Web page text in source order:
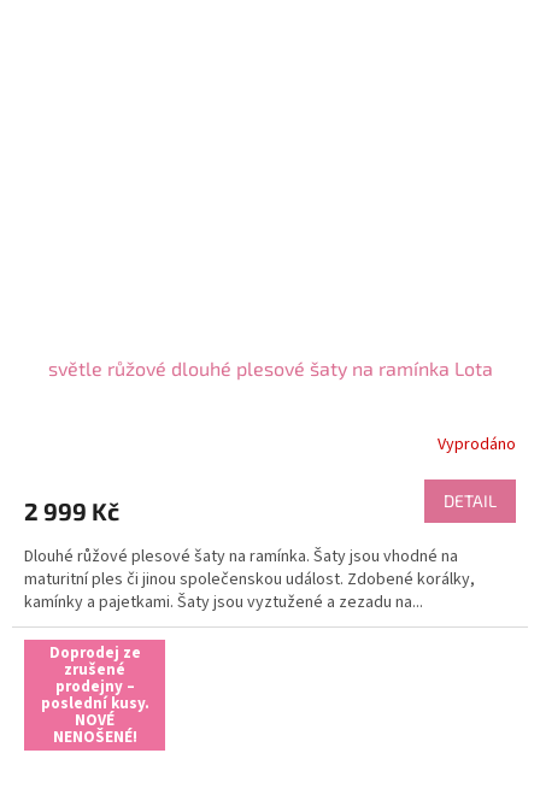
světle růžové dlouhé plesové šaty na ramínka Lota
Vyprodáno
2 999 Kč DETAIL
Dlouhé růžové plesové šaty na ramínka. Šaty jsou vhodné na
maturitní ples či jinou společenskou událost. Zdobené korálky,
kamínky a pajetkami. Šaty jsou vyztužené a zezadu na...
Doprodej ze
zrušené
prodejny –
poslední kusy.
NOVÉ
NENOŠENÉ!